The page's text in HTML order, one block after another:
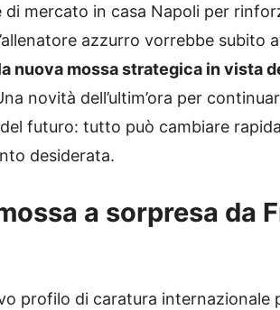
di mercato in casa Napoli per
azzurro vorrebbe subito
nuova mossa strategica in vista
novità dell’ultim’ora per
futuro: tutto può cambiare
desiderata.
a sorpresa da
profilo di caratura